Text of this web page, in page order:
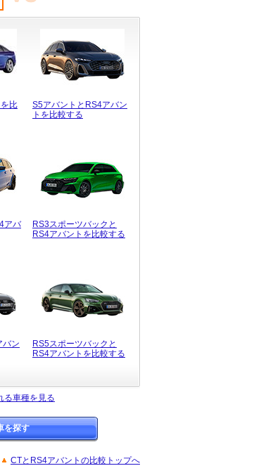
比
S5アバントとRS4アバン
トを比較する
アバ
RS3スポーツバックと
RS4アバントを比較する
バン
RS5スポーツバックと
RS4アバントを比較する
る車種を見る
を探す
CTとRS4アバントの比較トップへ